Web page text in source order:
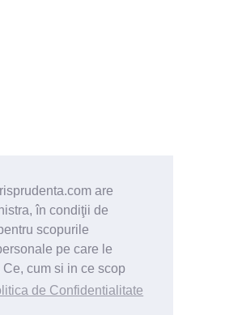
are
în condiţii de
scopurile
pe care le
cum si in ce scop
de Confidentialitate